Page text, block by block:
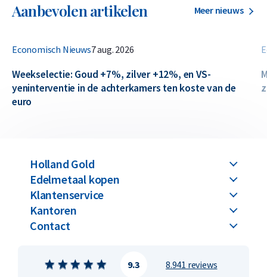
Aanbevolen artikelen Meer nieuws
Economisch Nieuws7 aug. 2026
Weekselectie: Goud +7%, zilver +12%, en VS-
yeninterventie in de achterkamers ten koste van de
euro
Holland Gold
Edelmetaal kopen
Klantenservice
Kantoren
Contact
8.941 reviews
9.3